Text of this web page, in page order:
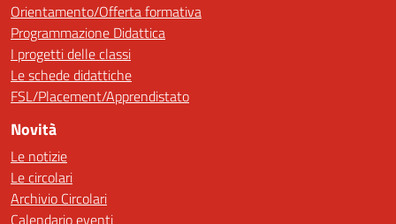
Orientamento/Offerta formativa
Programmazione Didattica
I progetti delle classi
Le schede didattiche
FSL/Placement/Apprendistato
Novità
Le notizie
Le circolari
Archivio Circolari
Calendario eventi